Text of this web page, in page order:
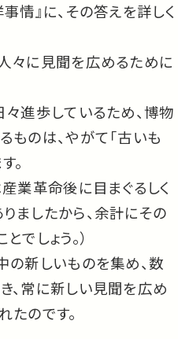
情』に、その答えを詳しく
々に見聞を広めるために
々進歩しているため、博物
ものは、やがて「古いも
。
産業革命後に目まぐるしく
ましたから、余計にその
でしょう。）
の新しいものを集め、数
、常に新しい見聞を広め
たのです。